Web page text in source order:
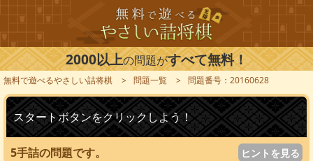
2000以上の問題がすべて無料！
無料で遊べるやさしい詰将棋 問題一覧 問題番号：20160628
スタートボタンをクリックしよう！
5手詰の問題です。 ヒントを見る